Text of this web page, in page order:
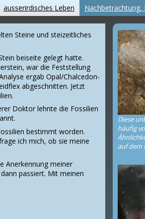
ausserirdisches Leben Nachbetrachtung,
Diese
häufig
auf dem
Steine und steizeitliches
beiseite gelegt hatte.
war die Feststellung
ergab Opal/Chalcedon-
abgeschnitten. Jetzt
Doktor lehnte die Fossilien
bestimmt worden.
ich mich, ob sie meine
Anerkennung meiner
passiert. Mit meinen